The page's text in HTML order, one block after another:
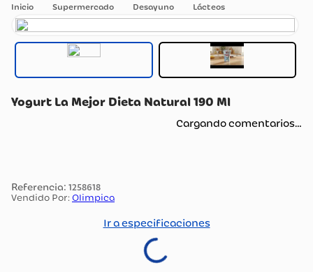
Supermercado Desayuno Lácteos
Yogurt La Mejor Dieta Natural 190 Ml
Cargando comentarios…
: 1258618
Vendido Por: Olimpica
Ir a especificaciones